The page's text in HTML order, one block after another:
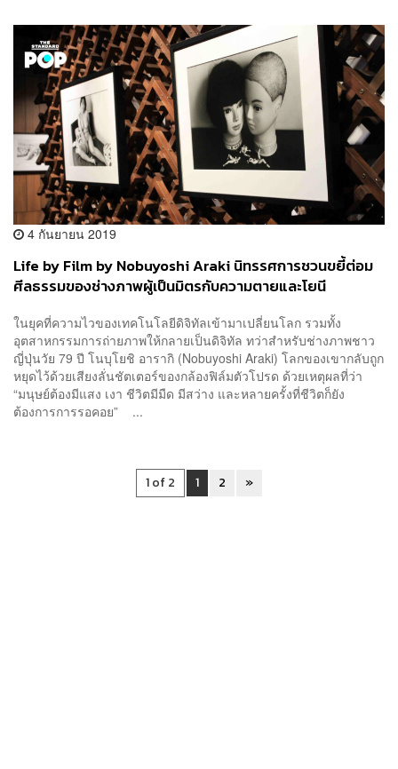
4 กันยายน 2019
Life by Film by Nobuyoshi Araki นิทรรศการชวนขยี้ต่อม
ศีลธรรมของช่างภาพผู้เป็นมิตรกับความตายและโยนี
ในยุคที่ความไวของเทคโนโลยีดิจิทัลเข้ามาเปลี่ยนโลก รวมทั้ง
อุตสาหกรรมการถ่ายภาพให้กลายเป็นดิจิทัล ทว่าสำหรับช่างภาพชาว
ญี่ปุ่นวัย 79 ปี โนบุโยชิ อารากิ (Nobuyoshi Araki) โลกของเขากลับถูก
หยุดไว้ด้วยเสียงลั่นชัตเตอร์ของกล้องฟิล์มตัวโปรด ด้วยเหตุผลที่ว่า
“มนุษย์ต้องมีแสง เงา ชีวิตมีมืด มีสว่าง และหลายครั้งที่ชีวิตก็ยัง
ต้องการการรอคอย” ...
1 of 2 1 2 »